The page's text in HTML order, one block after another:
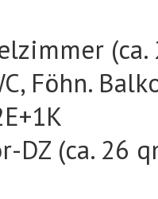
(ca.
Föhn.
DZ (ca. 26